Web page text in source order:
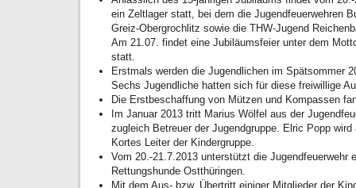
ein Zeltlager statt, bei dem die Jugendfeuerwehren
Greiz-Obergrochlitz sowie die THW-Jugend
Am 21.07. findet eine Jubiläumsfeier unter dem
statt.
Erstmals werden die Jugendlichen im Spätsommer
Sechs Jugendliche hatten sich für diese freiwillige
Die Erstbeschaffung von Mützen und Kompassen
Im Januar 2013 tritt Marius Wölfel aus der
zugleich Betreuer der Jugendgruppe. Elric Popp
Kortes Leiter der Kindergruppe.
Vom 20.-21.7.2013 unterstützt die Jugendfeuerwehr
Rettungshunde Ostthüringen.
Mit dem Aus- bzw. Übertritt einiger Mitglieder der